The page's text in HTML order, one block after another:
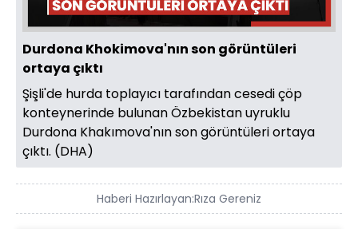
Durdona Khokimova'nın son görüntüleri
ortaya çıktı
Şişli'de hurda toplayıcı tarafından cesedi çöp
konteynerinde bulunan Özbekistan uyruklu
Durdona Khakımova'nın son görüntüleri ortaya
çıktı. (DHA)
Haberi Hazırlayan:Rıza Gereniz